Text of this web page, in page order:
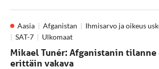
Aasia Afganistan
Ihmisarvo ja oikeus
SAT-7
Ulkomaat
Mikael Tunér: Afganistanin tilanne
erittäin vakava